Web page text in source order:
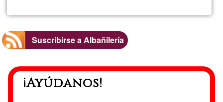
BGO
Suscribirse a Albañilería
¡Ayúdanos!